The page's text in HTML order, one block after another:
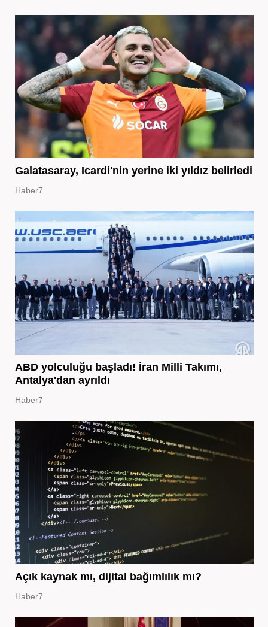
Galatasaray, Icardi'nin yerine iki yıldız belirledi
Haber7
ABD yolculuğu başladı! İran Milli Takımı,
Antalya'dan ayrıldı
Haber7
Açık kaynak mı, dijital bağımlılık mı?
Haber7